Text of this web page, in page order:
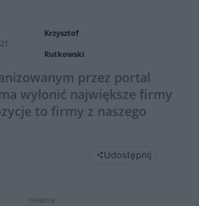
Krzysztof
Rutkowski
przez portal
wyłonić największe firmy
to firmy z naszego
Udostępnij
reklama